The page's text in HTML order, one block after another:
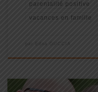
parentalité positive
vacances en famille
Edna GUCCIA